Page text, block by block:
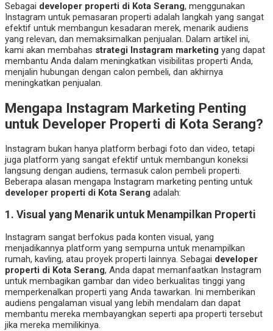
Sebagai developer properti di Kota Serang, menggunakan
Instagram untuk pemasaran properti adalah langkah yang sangat
efektif untuk membangun kesadaran merek, menarik audiens
yang relevan, dan memaksimalkan penjualan. Dalam artikel ini,
kami akan membahas strategi Instagram marketing yang dapat
membantu Anda dalam meningkatkan visibilitas properti Anda,
menjalin hubungan dengan calon pembeli, dan akhirnya
meningkatkan penjualan.
Mengapa Instagram Marketing Penting
untuk Developer Properti di Kota Serang?
Instagram bukan hanya platform berbagi foto dan video, tetapi
juga platform yang sangat efektif untuk membangun koneksi
langsung dengan audiens, termasuk calon pembeli properti.
Beberapa alasan mengapa Instagram marketing penting untuk
developer properti di Kota Serang adalah:
1. Visual yang Menarik untuk Menampilkan Properti
Instagram sangat berfokus pada konten visual, yang
menjadikannya platform yang sempurna untuk menampilkan
rumah, kavling, atau proyek properti lainnya. Sebagai developer
properti di Kota Serang, Anda dapat memanfaatkan Instagram
untuk membagikan gambar dan video berkualitas tinggi yang
memperkenalkan properti yang Anda tawarkan. Ini memberikan
audiens pengalaman visual yang lebih mendalam dan dapat
membantu mereka membayangkan seperti apa properti tersebut
jika mereka memilikinya.